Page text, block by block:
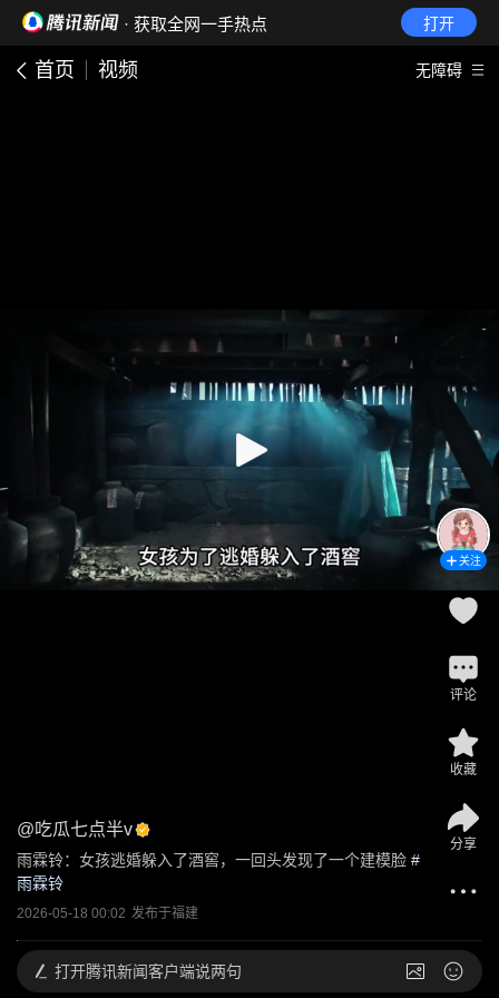
· 获取全网一手热点 打开
首页 视频 无障碍
@吃瓜七点半v
雨霖铃：女孩逃婚躲入了酒窖，一回头发现了一个建模脸 #
雨霖铃
2026-05-18 00:02 发布于福建
关注
评论
收藏
分享
打开腾讯新闻客户端说两句